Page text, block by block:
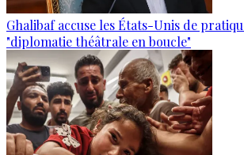
Ghalibaf accuse les États-Unis de
"diplomatie théâtrale en boucle"